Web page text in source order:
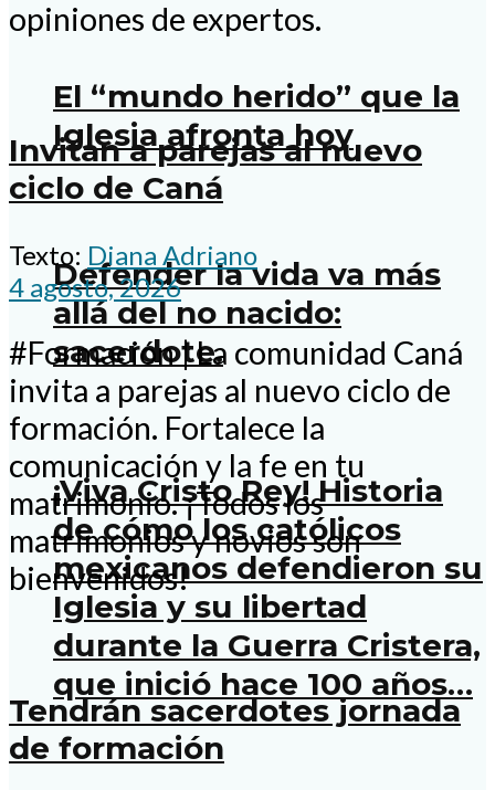
El “mundo herido” que la
Iglesia afronta hoy
Defender la vida va más
allá del no nacido:
sacerdote.
¡Viva Cristo Rey! Historia
de cómo los católicos
mexicanos defendieron su
Iglesia y su libertad
durante la Guerra Cristera,
que inició hace 100 años…
opiniones de expertos.
Invitan a parejas al nuevo
ciclo de Caná
Texto: Diana Adriano
4 agosto, 2026
#Formación | La comunidad Caná
invita a parejas al nuevo ciclo de
formación. Fortalece la
comunicación y la fe en tu
matrimonio. ¡Todos los
matrimonios y novios son
bienvenidos!
Tendrán sacerdotes jornada
de formación